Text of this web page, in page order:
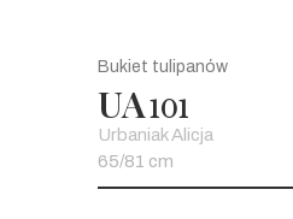
Bukiet tulipanów
UA101
Urbaniak Alicja
65/81 cm